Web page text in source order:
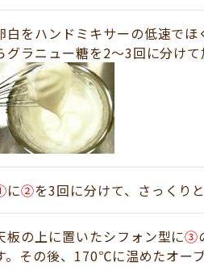
白をハンドミキサーの低速で
グラニュー糖を2～3回に分け
に②を3回に分けて、さっくり
板の上に置いたシフォン型に③
。その後、170℃に温めたオー